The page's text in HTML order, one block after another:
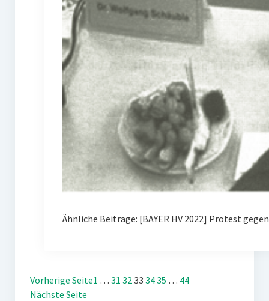
Ähnliche Beiträge: [BAYER HV 2022] Protest
Vorherige Seite1 … 31 3233 3435 … 44
Nächste Seite